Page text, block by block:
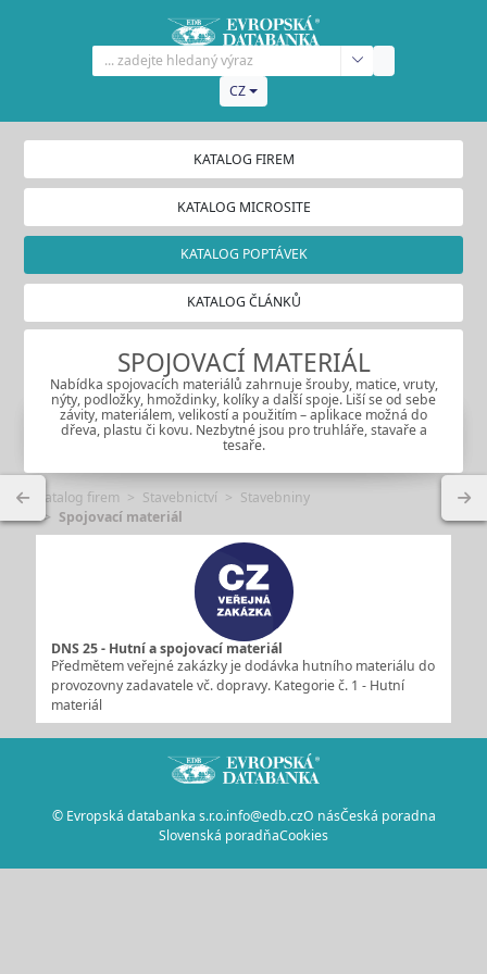
CZ
KATALOG FIREM
KATALOG MICROSITE
KATALOG POPTÁVEK
KATALOG ČLÁNKŮ
SPOJOVACÍ MATERIÁL
Nabídka spojovacích materiálů zahrnuje šrouby, matice, vruty,
nýty, podložky, hmoždinky, kolíky a další spoje. Liší se od sebe
závity, materiálem, velikostí a použitím – aplikace možná do
dřeva, plastu či kovu. Nezbytné jsou pro truhláře, stavaře a
tesaře.
Katalog firem Stavebnictví
Stavebniny
Spojovací materiál
DNS 25 - Hutní a spojovací materiál
Předmětem veřejné zakázky je dodávka hutního materiálu do
provozovny zadavatele vč. dopravy. Kategorie č. 1 - Hutní
materiál
© Evropská databanka s.r.o.info@edb.czO násČeská poradna
Slovenská poradňaCookies